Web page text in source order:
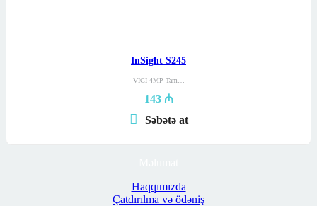
InSight S245
VIGI 4MP Tam…
143 ₼
Səbətə at
Haqqımızda
Çatdırılma və ödəniş